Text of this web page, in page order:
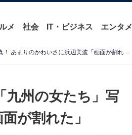
メ 社会 IT・ビジネス エンタメ
橋本環奈、池田エライザ&上白石萌音「九州の女たち」写真！ あまりのかわいさに浜辺美波「画面が割れた」
九州の女たち」写
が割れた」